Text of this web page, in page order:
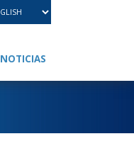
NOTICIAS